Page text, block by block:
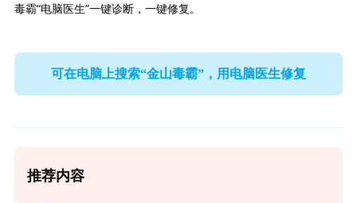
毒霸“电脑医生”一键诊断，一键修复。
可在电脑上搜索“金山毒霸”，用电脑医生修复
推荐内容